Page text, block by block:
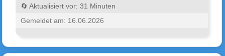
🔄 Aktualisiert vor: 31 Minuten
Gemeldet am: 16.06.2026